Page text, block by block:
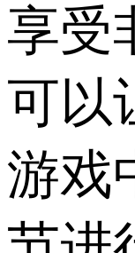
享受
可以
游戏